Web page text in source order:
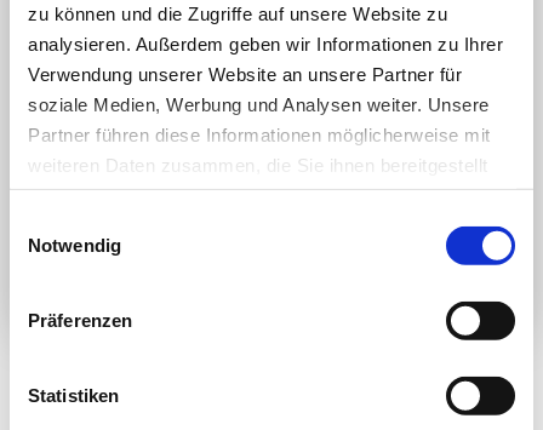
zu können und die Zugriffe auf unsere Website zu
analysieren. Außerdem geben wir Informationen zu Ihrer
Verwendung unserer Website an unsere Partner für
soziale Medien, Werbung und Analysen weiter. Unsere
Partner führen diese Informationen möglicherweise mit
weiteren Daten zusammen, die Sie ihnen bereitgestellt
haben oder die sie im Rahmen Ihrer Nutzung der Dienste
Notwendig
Präferenzen
Statistiken
Sie möchten die Zeitschrift
abonnieren und auf alle Inhalte
zugreifen?
Dann nutzen Sie jetzt unser Probe-Abonnement mit
3 Ausgaben zum Kennenlernpreis von € 19,90.